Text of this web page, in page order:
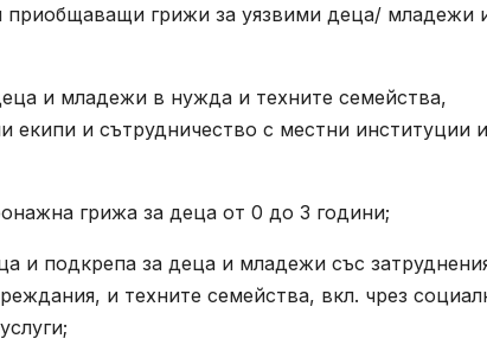
приобщаващи грижи за уязвими деца/ младежи
и младежи в нужда и техните семейства,
екипи и сътрудничество с местни институции и
грижа за деца от 0 до 3 години;
и подкрепа за деца и младежи със
и техните семейства, вкл. чрез